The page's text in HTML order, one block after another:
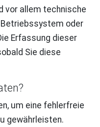
vor allem technische
Betriebssystem oder
Erfassung dieser
Sie diese
um eine fehlerfreie
gewährleisten.